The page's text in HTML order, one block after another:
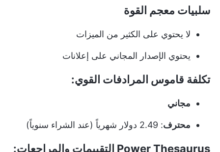
سلبيات معجم القوة
لا يحتوي على الكثير من الميزات
يحتوي الإصدار المجاني على إعلانات
تكلفة قاموس المرادفات القوي:
مجاني
محترف: 2.49 دولار شهرياً (عند الشراء سنوياً)
Power Thesaurus التقييمات والمراجعات: